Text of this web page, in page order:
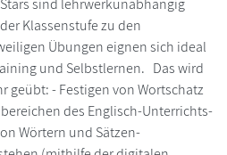
Klassenstufe zu den
Übungen eignen sich ideal
und Selbstlernen. Das wird
geübt: - Festigen von Wortschatz
des Englisch-Unterrichts-
Wörtern und Sätzen-